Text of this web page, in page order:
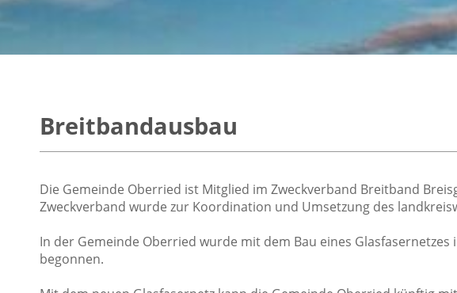
Breitbandausbau
Die Gemeinde Oberried ist Mitglied im Zweckverband Breitband
Zweckverband wurde zur Koordination und Umsetzung des
In der Gemeinde Oberried wurde mit dem Bau eines
begonnen.